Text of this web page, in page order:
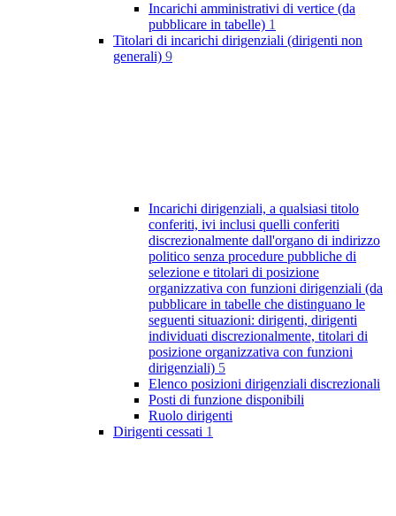
Incarichi amministrativi di vertice (da
pubblicare in tabelle) 1
Titolari di incarichi dirigenziali (dirigenti non
generali) 9
Incarichi dirigenziali, a qualsiasi titolo
conferiti, ivi inclusi quelli conferiti
discrezionalmente dall'organo di indirizzo
politico senza procedure pubbliche di
selezione e titolari di posizione
organizzativa con funzioni dirigenziali (da
pubblicare in tabelle che distinguano le
seguenti situazioni: dirigenti, dirigenti
individuati discrezionalmente, titolari di
posizione organizzativa con funzioni
dirigenziali) 5
Elenco posizioni dirigenziali discrezionali
Posti di funzione disponibili
Ruolo dirigenti
Dirigenti cessati 1